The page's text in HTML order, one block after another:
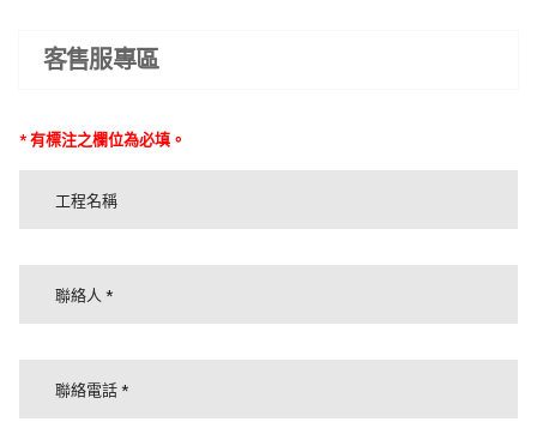
客售服專區
* 有標注之欄位為必填。